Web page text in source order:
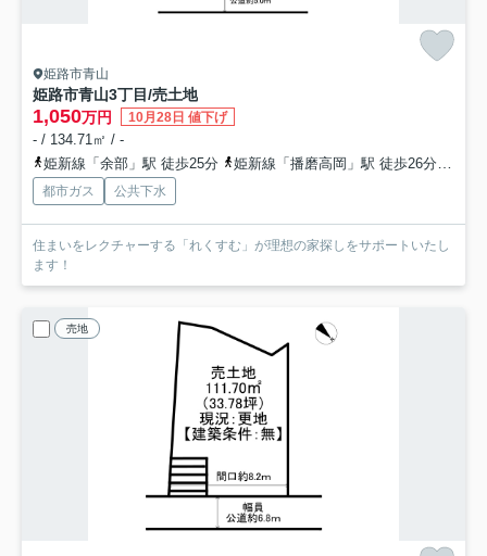
姫路市青山
姫路市青山3丁目/売土地
1,050万円 10月28日 値下げ
- / 134.71㎡ / -
姫新線「余部」駅 徒歩25分
姫新線「播磨高岡」駅 徒歩26分
都市ガス 公共下水
住まいをレクチャーする「れくすむ」が理想の家探しをサポートいたし
ます！
売地